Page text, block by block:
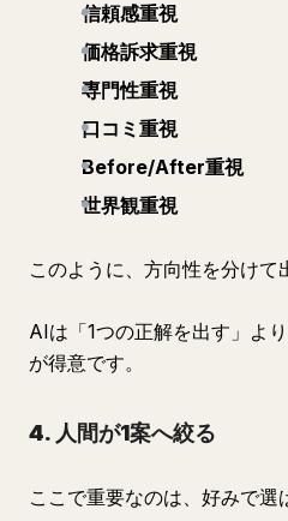
信頼感重視
価格訴求重視
専門性重視
口コミ重視
Before/After重視
世界観重視
このように、方向性を分けて
AIは「1つの正解を出す」よ
が得意です。
4. 人間が1案へ絞る
ここで重要なのは、好みで選